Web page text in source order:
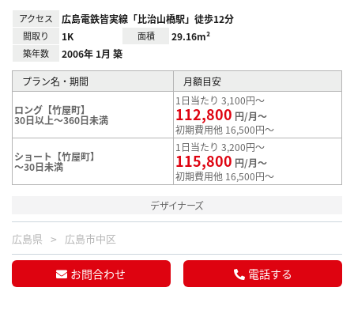
アクセス 広島電鉄皆実線「比治山橋駅」徒歩12分
間取り 1K 面積 29.16m²
築年数 2006年 1月 築
プラン名・期間 月額目安
ロング【竹屋町】
30日以上～360日未満
1日当たり 3,100円～
112,800 円/月～
初期費用他 16,500円～
ショート【竹屋町】
～30日未満
1日当たり 3,200円～
115,800 円/月～
初期費用他 16,500円～
デザイナーズ
広島県 広島市中区
お問合わせ 電話する